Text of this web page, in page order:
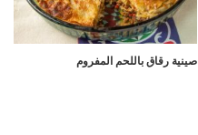
صينية رقاق باللحم المفروم